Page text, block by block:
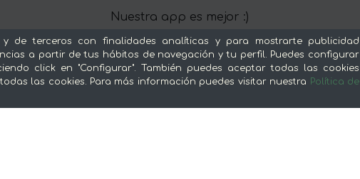
14:00
Nuestra app es mejor :)
y de terceros con finalidades analíticas y para mostrarte publicidad
a partir de tus hábitos de navegación y tu perfil. Puedes configurar
click en "Configurar". También puedes aceptar todas las cookies
las cookies. Para más información puedes visitar nuestra Política de